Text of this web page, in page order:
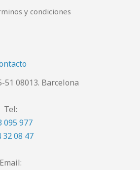
y condiciones
51 08013. Barcelona
Tel:
095 977
32 08 47
Email: